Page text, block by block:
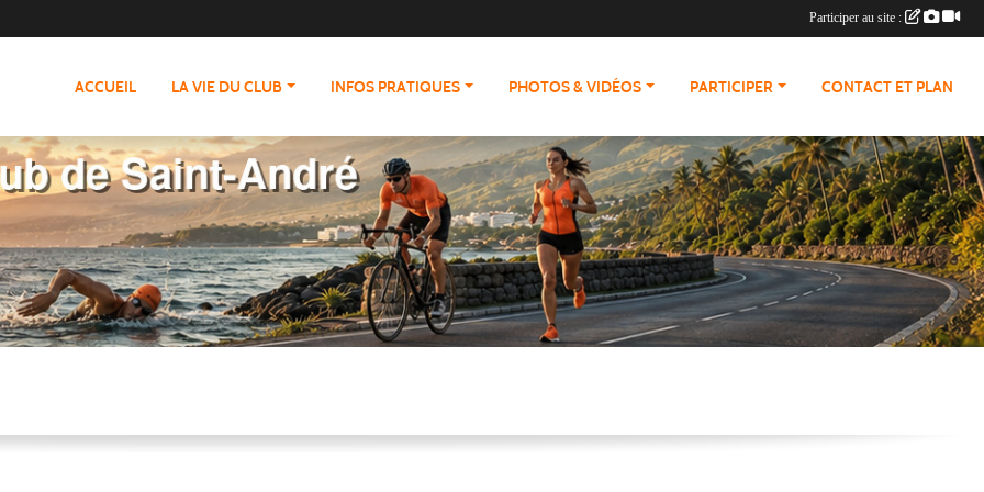
ACCUEIL LA VIE DU CLUB INFOS PRATIQUES PHOTOS & VIDÉOS PARTICIPER CONTACT ET PLAN
Participer au site :